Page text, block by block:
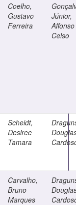
Coelho,
Gustavo
Ferreira
Júnior,
Affonso
Celso
Scheidt,
Desiree
Tamara
Carvalho,
Bruno
Marques